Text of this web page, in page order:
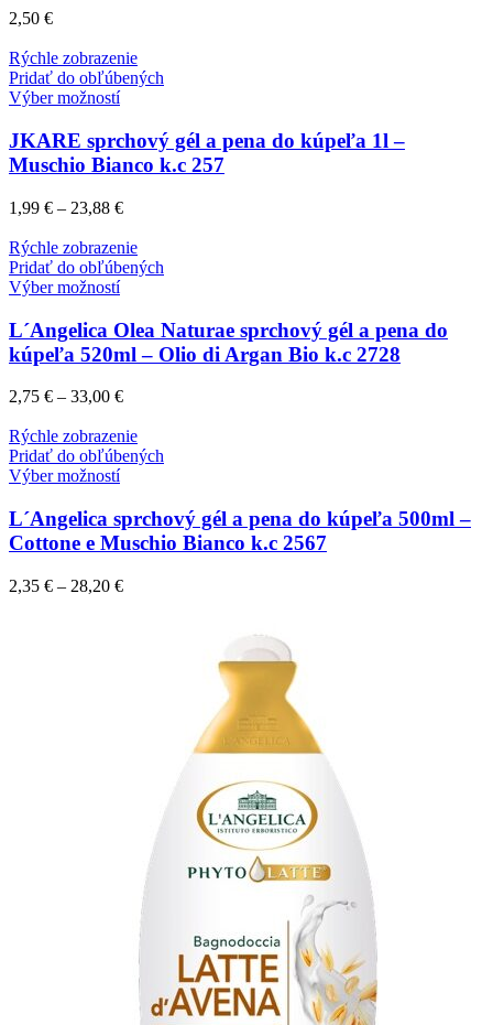
2,50 €
Rýchle zobrazenie
Pridať do obľúbených
Výber možností
JKARE sprchový gél a pena do kúpeľa 1l –
Muschio Bianco k.c 257
1,99 € – 23,88 €
Rýchle zobrazenie
Pridať do obľúbených
Výber možností
L´Angelica Olea Naturae sprchový gél a pena do
kúpeľa 520ml – Olio di Argan Bio k.c 2728
2,75 € – 33,00 €
Rýchle zobrazenie
Pridať do obľúbených
Výber možností
L´Angelica sprchový gél a pena do kúpeľa 500ml –
Cottone e Muschio Bianco k.c 2567
2,35 € – 28,20 €